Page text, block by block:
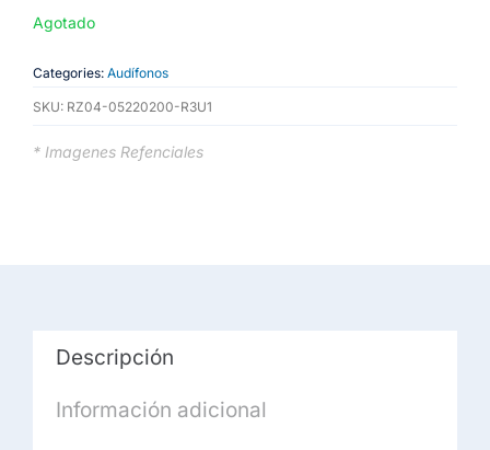
Agotado
Categories: Audífonos
SKU: RZ04-05220200-R3U1
* Imagenes Refenciales
Descripción
Información adicional